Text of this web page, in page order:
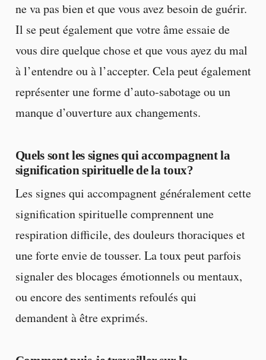
ne va pas bien et que vous avez besoin de guérir.
Il se peut également que votre âme essaie de
vous dire quelque chose et que vous ayez du mal
à l’entendre ou à l’accepter. Cela peut également
représenter une forme d’auto-sabotage ou un
manque d’ouverture aux changements.
Quels sont les signes qui accompagnent la
signification spirituelle de la toux?
Les signes qui accompagnent généralement cette
signification spirituelle comprennent une
respiration difficile, des douleurs thoraciques et
une forte envie de tousser. La toux peut parfois
signaler des blocages émotionnels ou mentaux,
ou encore des sentiments refoulés qui
demandent à être exprimés.